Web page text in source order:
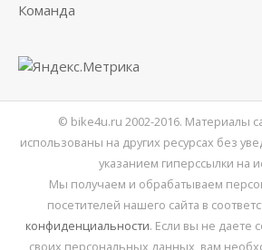
Команда
© bike4u.ru 2002-2016. Материалы
использованы на других ресурсах без
указанием гиперссылки на
Мы получаем и обрабатываем
посетителей нашего сайта в
конфиденциальности. Если вы не даете
своих персональных данных, вам